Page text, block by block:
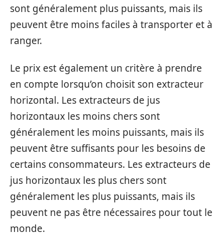
sont généralement plus puissants, mais ils
peuvent être moins faciles à transporter et à
ranger.
Le prix est également un critère à prendre
en compte lorsqu’on choisit son extracteur
horizontal. Les extracteurs de jus
horizontaux les moins chers sont
généralement les moins puissants, mais ils
peuvent être suffisants pour les besoins de
certains consommateurs. Les extracteurs de
jus horizontaux les plus chers sont
généralement les plus puissants, mais ils
peuvent ne pas être nécessaires pour tout le
monde.